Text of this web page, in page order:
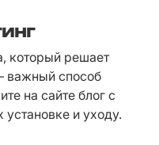
который решает
важный способ
на сайте блог с
и уходу.